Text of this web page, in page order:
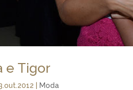
e Tigor
Moda